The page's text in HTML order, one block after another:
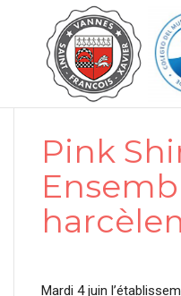
Pink
Mardi 4 juin